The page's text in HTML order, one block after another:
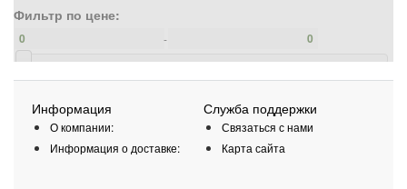
Фильтр по цене:
-
Информация
О компании:
Информация о доставке:
Служба поддержки
Связаться с нами
Карта сайта